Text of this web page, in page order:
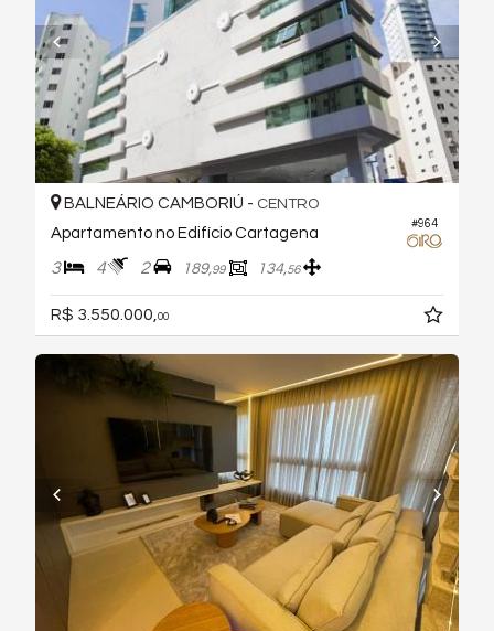
#964
BALNEÁRIO CAMBORIÚ - CENTRO
Apartamento no Edifício Cartagena
3 4 2 189,99 134,56
R$ 3.550.000, 00